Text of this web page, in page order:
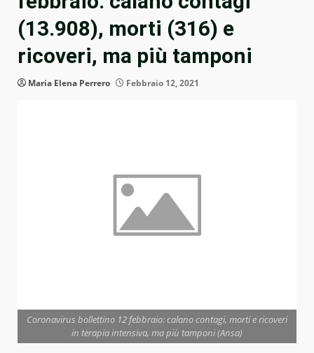
(13.908), morti (316) e
ricoveri, ma più tamponi
Maria Elena Perrero Febbraio 12, 2021
Coronavirus bollettino 12 febbraio: calano contagi, morti e ricoveri
in terapia intensiva, ma più tamponi (Ansa)